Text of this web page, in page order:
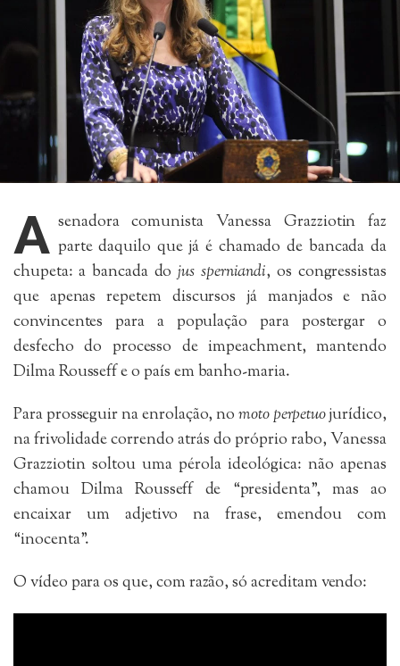
A senadora comunista Vanessa Grazziotin faz
parte daquilo que já é chamado de bancada da
chupeta: a bancada dojus sperniandi, os congressistas
que apenas repetem discursos já manjados e não
convincentes para a população para postergar o
desfecho do processo de impeachment, mantendo
Dilma Rousseff e o país em banho-maria.
Para prosseguir na enrolação, nomoto perpetuojurídico,
na frivolidade correndo atrás do próprio rabo, Vanessa
Grazziotin soltou uma pérola ideológica: não apenas
chamou Dilma Rousseff de “presidenta”, mas ao
encaixar um adjetivo na frase, emendou com
“inocenta”.
O vídeo para os que, com razão, só acreditam vendo: